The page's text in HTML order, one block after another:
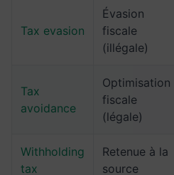
Tax evasion
Évasion
fiscale
(illégale)
Tax
avoidance
Optimisation
fiscale
(légale)
Withholding
tax
Retenue à la
source